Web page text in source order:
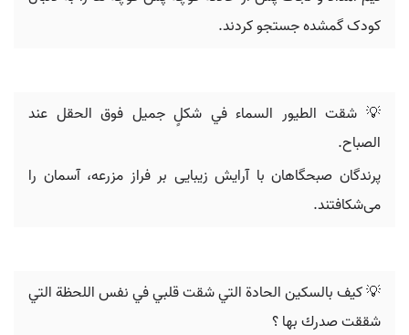
کودک گمشده جستجو کردند.
💡 شقت الطيور السماء في شكلٍ جميل فوق الحقل عند
الصباح.
پرندگان صبحگاهان با آرایش زیبایی بر فراز مزرعه، آسمان را
می‌شکافتند.
💡 كيف‬ ‫بالسكين الحادة التي شقت قلبي في نفس اللحظة التي
شققت صدرك بها‬ ‫؟